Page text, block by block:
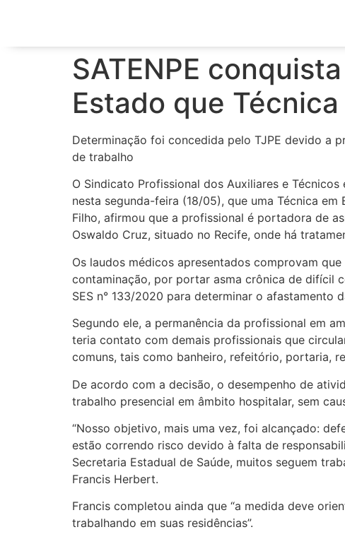
SATENPE
Estado que
Determinação foi concedida pelo TJPE devido a
de trabalho
O Sindicato Profissional dos Auxiliares e
nesta segunda-feira (18/05), que uma Técnica
Filho, afirmou que a profissional é portadora de
Oswaldo Cruz, situado no Recife, onde há
Os laudos médicos apresentados comprovam
contaminação, por portar asma crônica de difícil
SES n° 133/2020 para determinar o afastamento
Segundo ele, a permanência da profissional em
teria contato com demais profissionais que
comuns, tais como banheiro, refeitório, portaria,
De acordo com a decisão, o desempenho de
trabalho presencial em âmbito hospitalar, sem
“Nosso objetivo, mais uma vez, foi alcançado:
estão correndo risco devido à falta de
Secretaria Estadual de Saúde, muitos seguem
Francis Herbert.
Francis completou ainda que “a medida deve
trabalhando em suas residências”.